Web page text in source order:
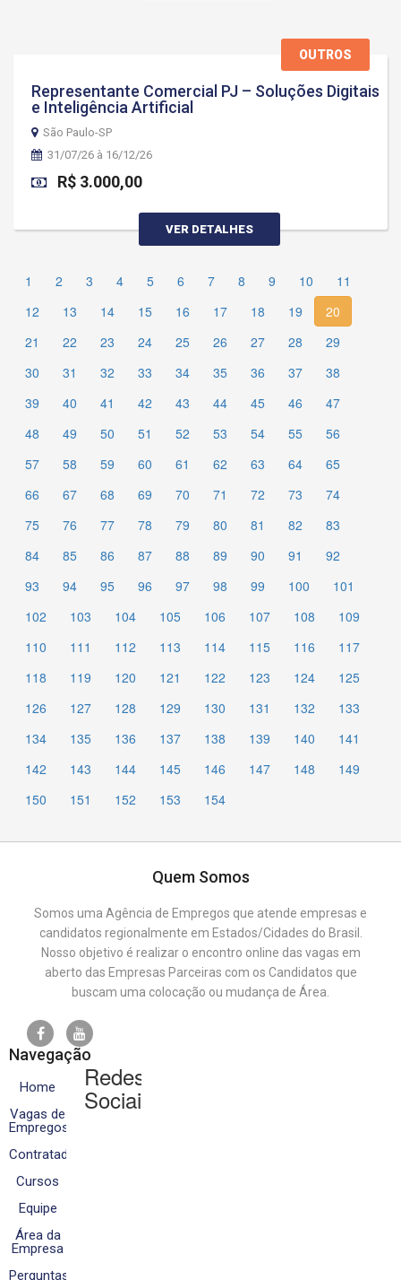
OUTROS
Representante Comercial PJ – Soluções Digitais
e Inteligência Artificial
São Paulo-SP
31/07/26 à 16/12/26
R$ 3.000,00
VER DETALHES
1 2 3 4 5 6 7 8 9 10
11
12
13 14 15 16 17 18 19
20
21
22 23 24 25 26 27 28
29
30
31 32 33 34 35 36 37
38
39
40 41 42 43 44 45 46
47
48
49 50 51 52 53 54 55
56
57
58 59 60 61 62 63 64
65
66
67 68 69 70 71 72 73
74
75
76 77 78 79 80 81 82
83
84
85 86 87 88 89 90 91
92
93
94 95 96 97 98 99 100
101
102
103 104 105 106 107 108
109
110
111 112 113 114 115 116
117
118
119 120 121 122 123 124
125
126
127 128 129 130 131 132
133
134
135 136 137 138 139 140
141
142
143 144 145 146 147 148
149
150
151 152 153 154
Quem Somos
Somos uma Agência de Empregos que atende empresas e
candidatos regionalmente em Estados/Cidades do Brasil.
Nosso objetivo é realizar o encontro online das vagas em
aberto das Empresas Parceiras com os Candidatos que
buscam uma colocação ou mudança de Área.
Navegação
Home
Vagas de
Empregos
Contratados
Cursos
Equipe
Área da
Empresa
Perguntas
Redes
Sociais